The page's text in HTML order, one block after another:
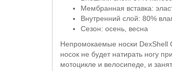
Мембранная вставка:
Внутренний слой: 80%
Сезон: осень, весна
Непромокаемые носки DexShell
носок не будет натирать ногу
мотоцикле и велосипеде, и